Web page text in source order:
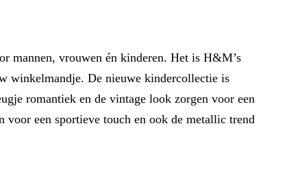
mannen, vrouwen én kinderen. Het is H&M’s
winkelmandje. De nieuwe kindercollectie is
romantiek en de vintage look zorgen voor een
een sportieve touch en ook de metallic trend